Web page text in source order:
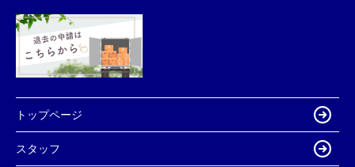
トップページ
スタッフ